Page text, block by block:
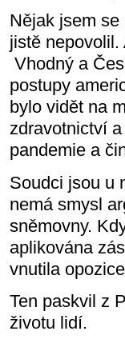
Nějak jsem
jistě
Vhodný a
postupy
bylo vidět na
zdravotnictví
pandemie a
Soudci jsou u
nemá smysl
sněmovny.
aplikována
vnutila
Ten paskvil z
životu lidí.